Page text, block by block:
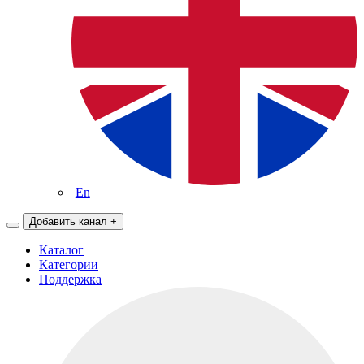
En
Добавить канал +
Каталог
Категории
Поддержка